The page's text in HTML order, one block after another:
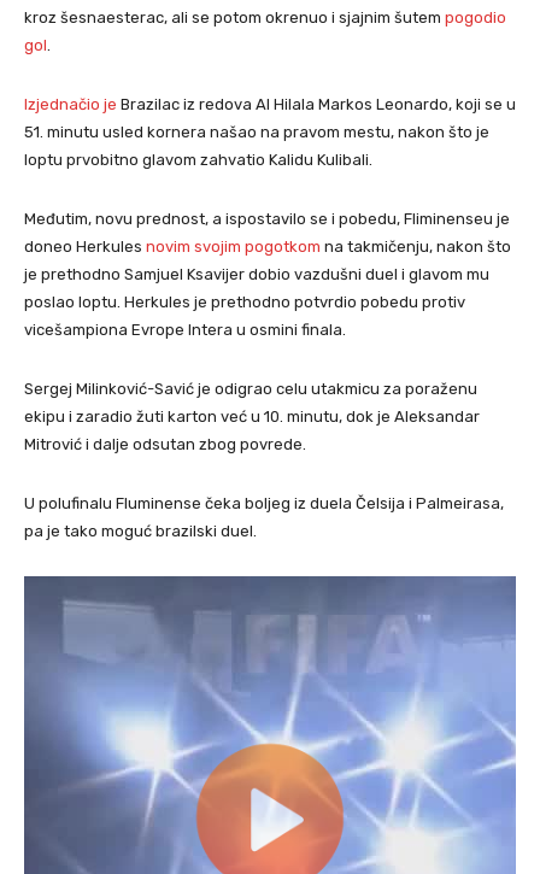
kroz šesnaesterac, ali se potom okrenuo i sjajnim šutem pogodio
gol
Izjednačio je Brazilac iz redova Al Hilala Markos Leonardo, koji se u
51. minutu usled kornera našao na pravom mestu, nakon što je
loptu prvobitno glavom zahvatio Kalidu Kulibali.
Međutim, novu prednost, a ispostavilo se i pobedu, Fliminenseu je
doneo Herkules novim svojim pogotkom na takmičenju, nakon što
je prethodno Samjuel Ksavijer dobio vazdušni duel i glavom mu
poslao loptu. Herkules je prethodno potvrdio pobedu protiv
vicešampiona Evrope Intera u osmini finala.
Sergej Milinković-Savić je odigrao celu utakmicu za poraženu
ekipu i zaradio žuti karton već u 10. minutu, dok je Aleksandar
Mitrović i dalje odsutan zbog povrede.
U polufinalu Fluminense čeka boljeg iz duela Čelsija i Palmeirasa,
pa je tako moguć brazilski duel.